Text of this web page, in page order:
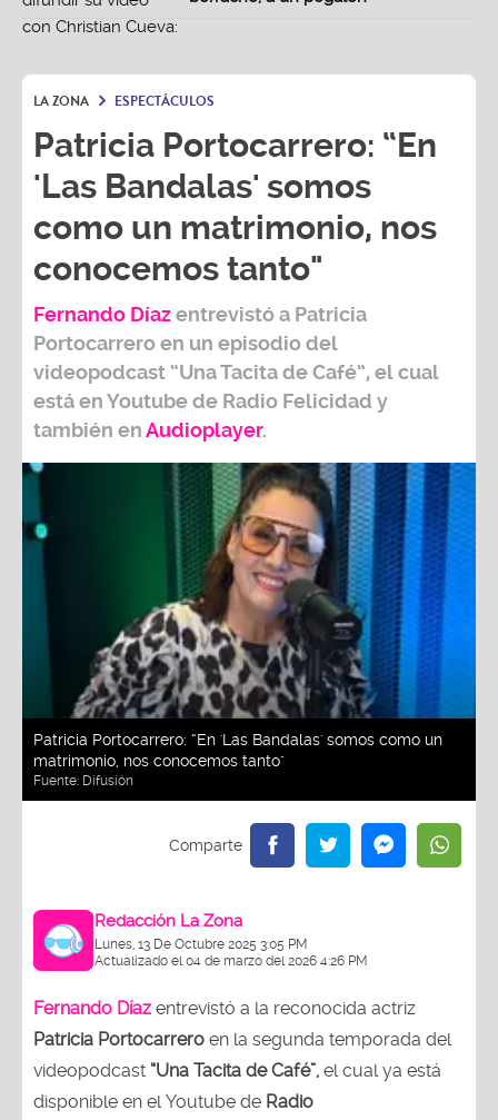
LA ZONA ESPECTÁCULOS
Patricia Portocarrero: “En
'Las Bandalas' somos
como un matrimonio, nos
conocemos tanto"
Fernando Díazentrevistó a Patricia
Portocarreroen un episodio del
videopodcast “Una Tacita de Café”, el cual
está en Youtube de Radio Felicidad y
también enAudioplayer.
Patricia Portocarrero: “En 'Las Bandalas' somos como un
matrimonio, nos conocemos tanto"
Fuente: Difusión
Redacción La Zona
Lunes, 13 De Octubre 2025 3:05 PM
Actualizado el 04 de marzo del 2026 4:26 PM
Fernando Díaz entrevistó a la reconocida actriz
Patricia Portocarrero en la segunda temporada del
videopodcast “Una Tacita de Café”, el cual ya está
disponible en el Youtube de Radio